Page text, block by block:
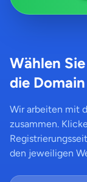
Wählen
die
Wir arbeiten mit
zusammen.
den jeweiligen